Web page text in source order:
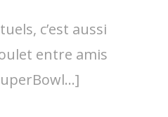
c’est aussi
entre amis